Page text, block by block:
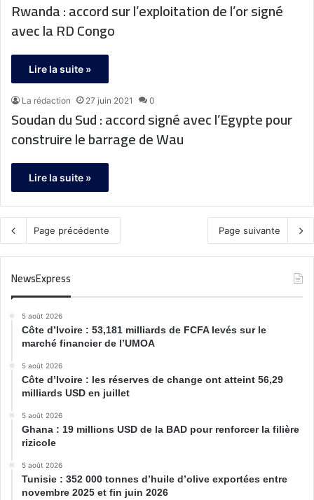
Rwanda : accord sur l’exploitation de l’or signé
avec la RD Congo
Lire la suite »
La rédaction 27 juin 2021 0
Soudan du Sud : accord signé avec l’Egypte pour
construire le barrage de Wau
Lire la suite »
Page précédente Page suivante
NewsExpress
5 août 2026
Côte d’Ivoire : 53,181 milliards de FCFA levés sur le
marché financier de l’UMOA
5 août 2026
Côte d’Ivoire : les réserves de change ont atteint 56,29
milliards USD en juillet
5 août 2026
Ghana : 19 millions USD de la BAD pour renforcer la filière
rizicole
5 août 2026
Tunisie : 352 000 tonnes d’huile d’olive exportées entre
novembre 2025 et fin juin 2026